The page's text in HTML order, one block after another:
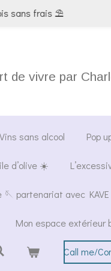
sans frais ⛱️
de vivre par
sans alcool Pop
d’olive ☀️
🪡 partenariat avec KAVE
Mon espace extérieur
Call me/